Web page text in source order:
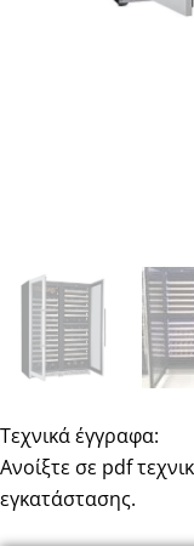
Τεχνικά έγγραφα:
Ανοίξτε σε pdf
εγκατάστασης.